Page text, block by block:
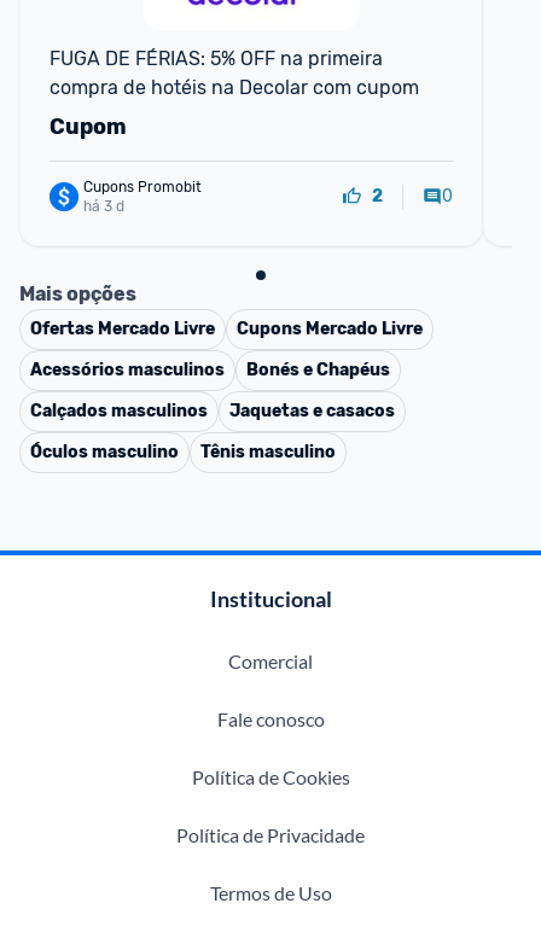
FUGA DE FÉRIAS: 5% OFF na primeira
compra de hotéis na Decolar com cupom
Cupom
Cupons Promobit
há 3 d
2 0
Mais opções
Ofertas Mercado Livre Cupons Mercado Livre
Acessórios masculinos
Bonés e Chapéus
Calçados masculinos
Jaquetas e casacos
Óculos masculino
Tênis masculino
Institucional
Comercial
Fale conosco
Política de Cookies
Política de Privacidade
Termos de Uso